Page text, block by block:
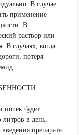
В случае
применение
В
раствор или
В случаях, когда
потеря
будет
литров в день,
препарата.